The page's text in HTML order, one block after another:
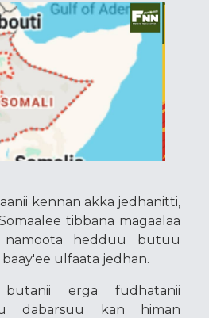
kennan akka jedhanitti,
tibbana magaalaa
namoota hedduu butuu
ulfaata jedhan.
butanii erga fudhatanii
dabarsuu kan himan